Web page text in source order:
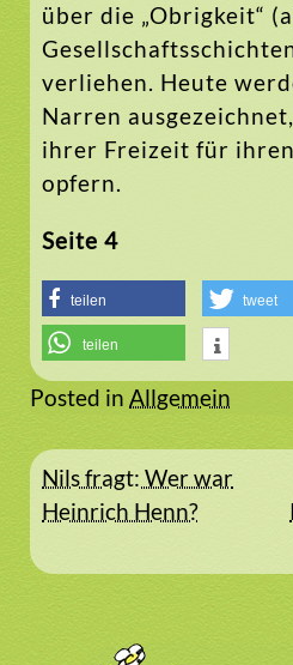
über die „Obrigkeit“
verliehen. Heute
Narren
ihrer Freizeit für
opfern.
Seite 4
teilen tweet
teilen
Posted in Allgemein
Beitragsnavigation
Nils fragt: Wer war
Heinrich Henn?